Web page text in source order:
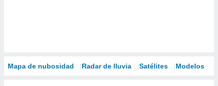
Mapa de nubosidad Radar de lluvia Satélites Modelos